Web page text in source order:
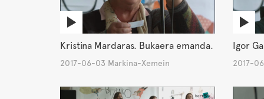
Kristina Mardaras. Bukaera emanda.
2017-06-03 Markina-Xemein
Igor
2017-